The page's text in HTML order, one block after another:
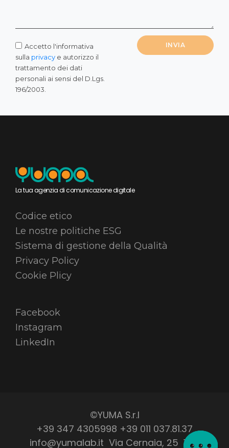
Accetto l'informativa
sulla privacy e autorizzo il
trattamento dei dati
personali ai sensi del D.Lgs.
196/2003.
INVIA
La tua agenzia di comunicazione digitale
Codice etico
Le nostre politiche ESG
Sistema di gestione della Qualità
Privacy Policy
Cookie Plicy
Facebook
Instagram
LinkedIn
©YUMA S.r.l
+39 347 4305998 +39 011 037.81.37
info@yumalab.it Via Cernaia, 25 10121